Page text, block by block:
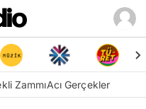
ZammıAcı Gerçekler